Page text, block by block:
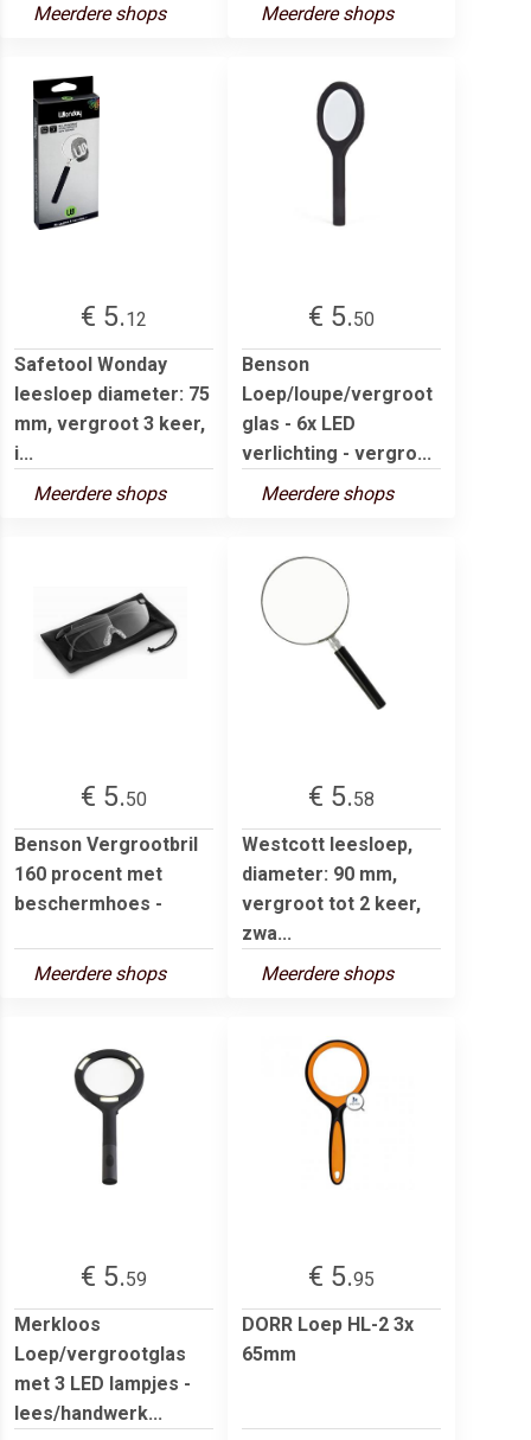
Meerdere shops Meerdere shops
€ 5.12
Safetool Wonday
leesloep diameter: 75
mm, vergroot 3 keer,
i...
Meerdere shops
€ 5.50
Benson
Loep/loupe/vergroot
glas - 6x LED
verlichting - vergro...
Meerdere shops
€ 5.50
Benson Vergrootbril
160 procent met
beschermhoes -
Meerdere shops
€ 5.58
Westcott leesloep,
diameter: 90 mm,
vergroot tot 2 keer,
zwa...
Meerdere shops
€ 5.59
Merkloos
Loep/vergrootglas
met 3 LED lampjes -
lees/handwerk...
€ 5.95
DORR Loep HL-2 3x
65mm